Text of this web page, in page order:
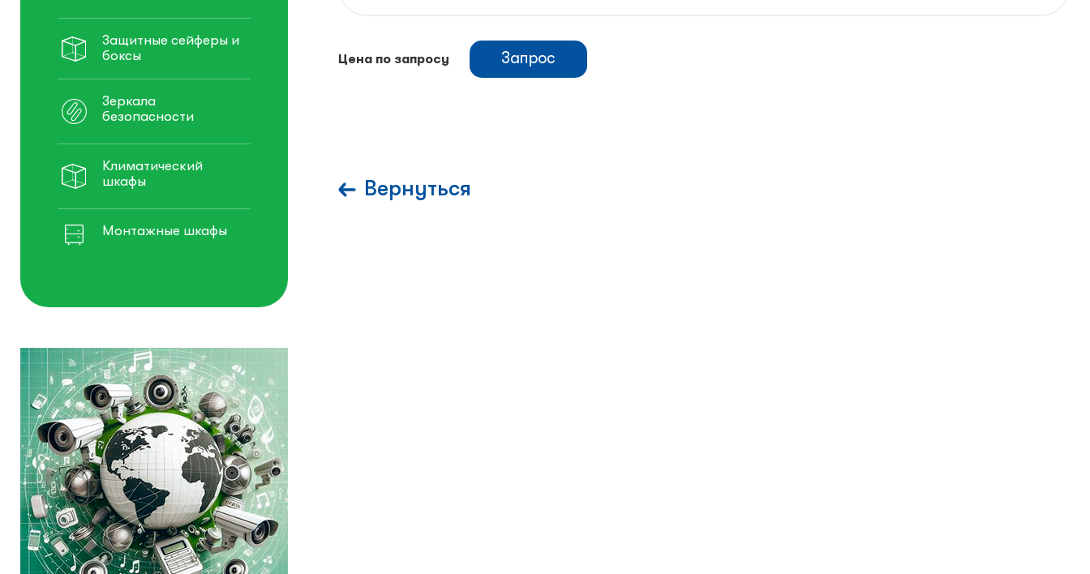
Защитные сейферы и
боксы
Зеркала
безопасности
Климатический
шкафы
Монтажные шкафы
Цена по запросу Запрос
Вернуться